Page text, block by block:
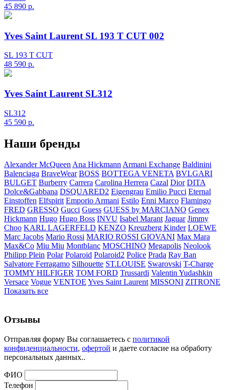
45 890 р.
Yves Saint Laurent SL 193 T CUT 002
SL 193 T CUT
48 590 р.
Yves Saint Laurent SL312
SL312
45 590 р.
Наши бренды
Alexander McQueenAna HickmannArmani Exchange Baldinini
Balenciaga BraveWear BOSS BOTTEGA VENETA BVLGARI
BULGET Burberry Carrera Carolina Herrera Cazal Dior DITA
Dolce&Gabbana DSQUARED2 Eigengrau Emilio Pucci Eternal
Einstoffen Elfspirit Emporio Armani Estilo Enni Marco Flamingo
FRED GRESSO Gucci Guess GUESS by MARCIANO Genex
Hickmann Hugo Hugo Boss INVU Isabel Marant Jaguar Jimmy
Choo KARL LAGERFELD KENZO Kreuzberg Kinder LOEWE
Marc Jacobs Mario Rossi MARIO ROSSI GIOVANI Max Mara
Max&Co Miu Miu Montblanc MOSCHINO Megapolis Neolook
Philipp Plein Polar Polaroid Polaroid2 Police Prada Ray Ban
Salvatore Ferragamo Silhouette ST.LOUISE Swarovski T-Charge
TOMMY HILFIGER TOM FORD Trussardi Valentin Yudashkin
Versace Vogue VENTOE Yves Saint Laurent MISSONI ZITRONE
Показать все
Отзывы
Отправляя форму Вы соглашаетесь с политикой
конфиденциальности, офертой и даете согласие на обработу
персональных данных..
ФИО
Телефон